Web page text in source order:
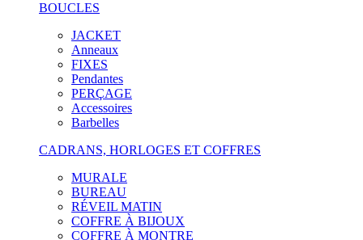
BOUCLES
JACKET
Anneaux
FIXES
Pendantes
PERÇAGE
Accessoires
Barbelles
CADRANS, HORLOGES ET COFFRES
MURALE
BUREAU
RÉVEIL MATIN
COFFRE À BIJOUX
COFFRE À MONTRE